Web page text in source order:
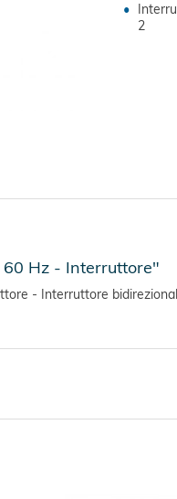
2
Hz - Interruttore"
- Interruttore